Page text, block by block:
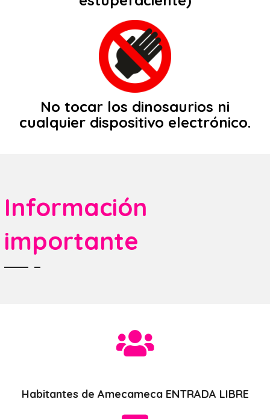
No tocar los dinosaurios ni
cualquier dispositivo electrónico.
Información
importante
Habitantes de Amecameca ENTRADA LIBRE